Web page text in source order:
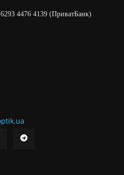
4476 4139 (ПриватБанк)